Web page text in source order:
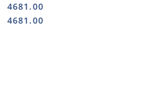
Cena:
4681.00
Cena:
4681.00